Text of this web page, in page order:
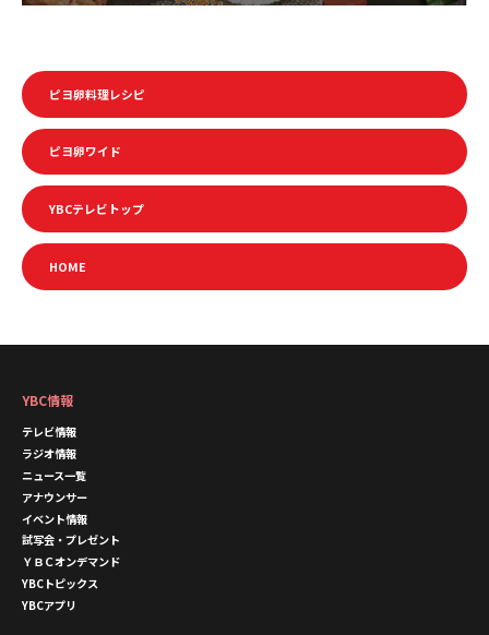
ピヨ卵料理レシピ
ピヨ卵ワイド
YBCテレビトップ
HOME
YBC情報
テレビ情報
ラジオ情報
ニュース一覧
アナウンサー
イベント情報
試写会・プレゼント
ＹＢＣオンデマンド
YBCトピックス
YBCアプリ